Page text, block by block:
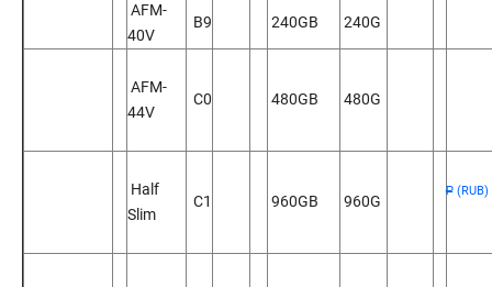
Р (RUB)
AFM-
40V
B9 240GB 240G
AFM-
44V
C0 480GB 480G
Half
Slim
C1 960GB 960G